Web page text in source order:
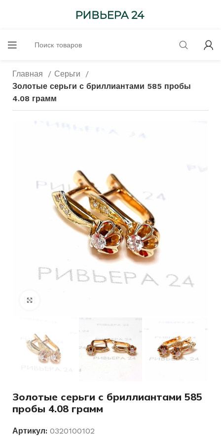
Главная
Серьги
Золотые серьги с бриллиантами 585 пробы
4.08 грамм
Золотые серьги с бриллиантами 585
пробы 4.08 грамм
Артикул: 0320100102